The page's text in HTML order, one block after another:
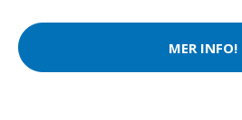
MER INFO!